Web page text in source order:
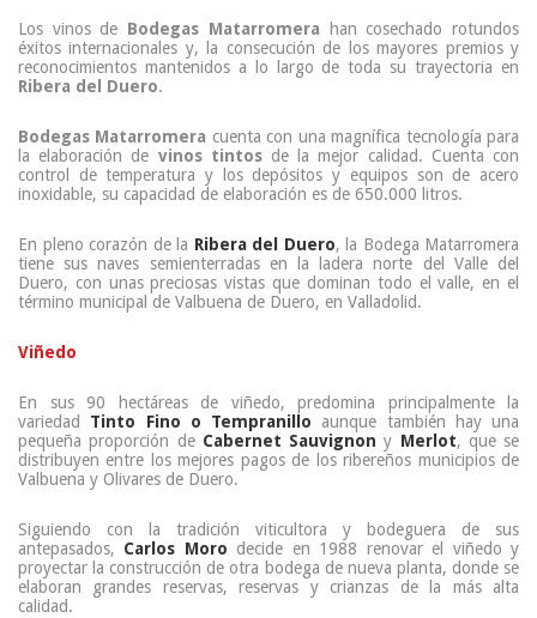
Los vinos de Bodegas Matarromera
han cosechado rotundos
éxitos internacionales y, la consecución de los mayores premios y
reconocimientos mantenidos a lo largo de toda su trayectoria en
Ribera del Duero.
Bodegas Matarromera cuenta con una magnífica tecnología para
la elaboración de vinos tintosde la mejor calidad. Cuenta con
control de temperatura y los depósitos y equipos son de acero
inoxidable, su capacidad de elaboración es de 650.000 litros.
En pleno corazón de la Ribera del Duero, la Bodega Matarromera
tiene sus naves semienterradas en la ladera norte del Valle del
Duero, con unas preciosas vistas que dominan todo el valle, en el
término municipal de Valbuena de Duero, en Valladolid.
Viñedo
En sus 90 hectáreas de viñedo, predomina principalmente la
variedad Tinto Fino o Tempranillo
aunque también hay una
pequeña proporción de Cabernet Sauvignon y Merlot, que se
distribuyen entre los mejores pagos de los ribereños municipios de
Valbuena y Olivares de Duero.
Siguiendo con la tradición viticultora y bodeguera de sus
antepasados, Carlos Moro decide en 1988 renovar el viñedo y
proyectar la construcción de otra bodega de nueva planta, donde se
elaboran grandes reservas, reservas y crianzas de la más alta
calidad.